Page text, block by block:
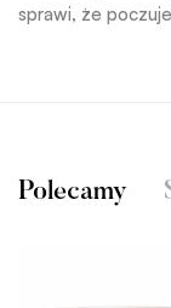
sprawi, że
Polecamy